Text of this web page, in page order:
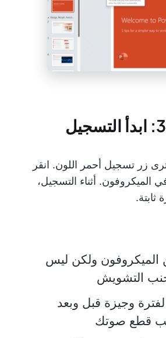
زر تسجيل أحمر اللون. انقر
الميكروفون. أثناء التسجيل،
ثابتة.
الميكروفون ولكن ليس
التشويش
وجيزة قبل وبعد
قطع صوتك